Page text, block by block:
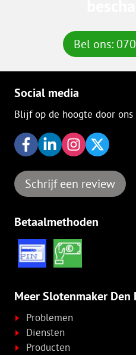
Bel ons:
Social media
Blijf op de hoogte door
Schrijf een review
Betaalmethoden
Meer Slotenmaker Den
Problemen
Diensten
Producten